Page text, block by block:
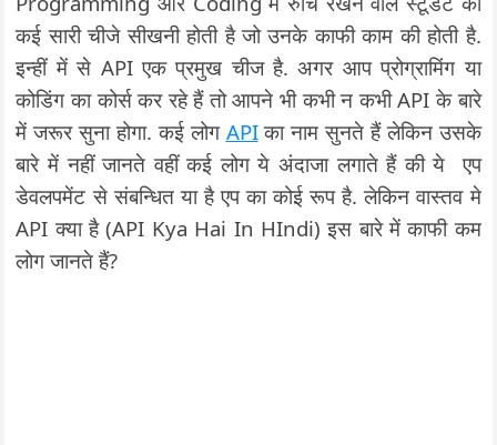
कई सारी चीजे सीखनी होती है जो उनके काफी काम की होती है.
इन्हीं में से API एक प्रमुख चीज है. अगर आप प्रोग्रामिंग या
कोडिंग का कोर्स कर रहे हैं तो आपने भी कभी न कभी API के बारे
में जरूर सुना होगा. कई लोग APIका नाम सुनते हैं लेकिन उसके
बारे में नहीं जानते वहीं कई लोग ये अंदाजा लगाते हैं की ये एप
डेवलपमेंट से संबन्धित या है एप का कोई रूप है. लेकिन वास्तव मे
API क्या है (API Kya Hai In HIndi) इस बारे में काफी कम
लोग जानते हैं?